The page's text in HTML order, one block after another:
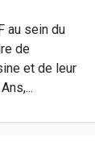
au sein du
de
et de leur